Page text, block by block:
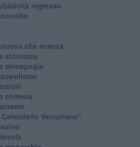
regresso
che avanza
sicurezza
demagogia
populismo
chimera
Calendario Venturiano"